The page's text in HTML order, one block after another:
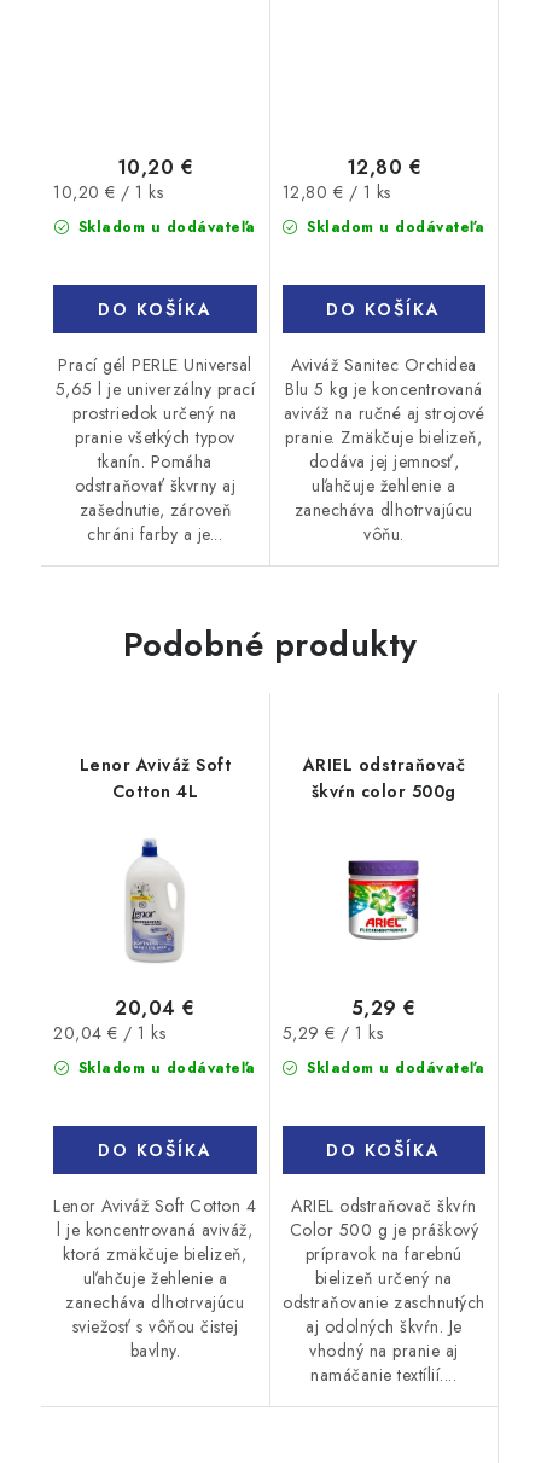
Skladom u dodávateľa
10,20 €
Jednotková
cena:
10,20 € / 1 ks
DO KOŠÍKA
Prací gél PERLE Universal
5,65 l je univerzálny prací
prostriedok určený na
pranie všetkých typov
tkanín. Pomáha
odstraňovať škvrny aj
zašednutie, zároveň
chráni farby a je...
Skladom u dodávateľa
12,80 €
Jednotková
cena:
12,80 € / 1 ks
DO KOŠÍKA
Aviváž Sanitec Orchidea
Blu 5 kg je koncentrovaná
aviváž na ručné aj strojové
pranie. Zmäkčuje bielizeň,
dodáva jej jemnosť,
uľahčuje žehlenie a
zanecháva dlhotrvajúcu
vôňu.
Podobné produkty
Lenor Aviváž Soft
Cotton 4L
Skladom u dodávateľa
20,04 €
Jednotková
cena:
20,04 € / 1 ks
DO KOŠÍKA
Lenor Aviváž Soft Cotton 4
l je koncentrovaná aviváž,
ktorá zmäkčuje bielizeň,
uľahčuje žehlenie a
zanecháva dlhotrvajúcu
sviežosť s vôňou čistej
bavlny.
ARIEL odstraňovač
škvŕn color 500g
Skladom u dodávateľa
5,29 €
Jednotková
cena:
5,29 € / 1 ks
DO KOŠÍKA
ARIEL odstraňovač škvŕn
Color 500 g je práškový
prípravok na farebnú
bielizeň určený na
odstraňovanie zaschnutých
aj odolných škvŕn. Je
vhodný na pranie aj
namáčanie textílií....